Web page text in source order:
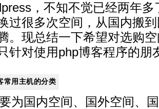
，不知不觉已经两年
过很多次空间，从国内搬
。现总结一下希望对选购
针对使用php博客程序的朋
常用主机的分类
为国内空间、国外空间、